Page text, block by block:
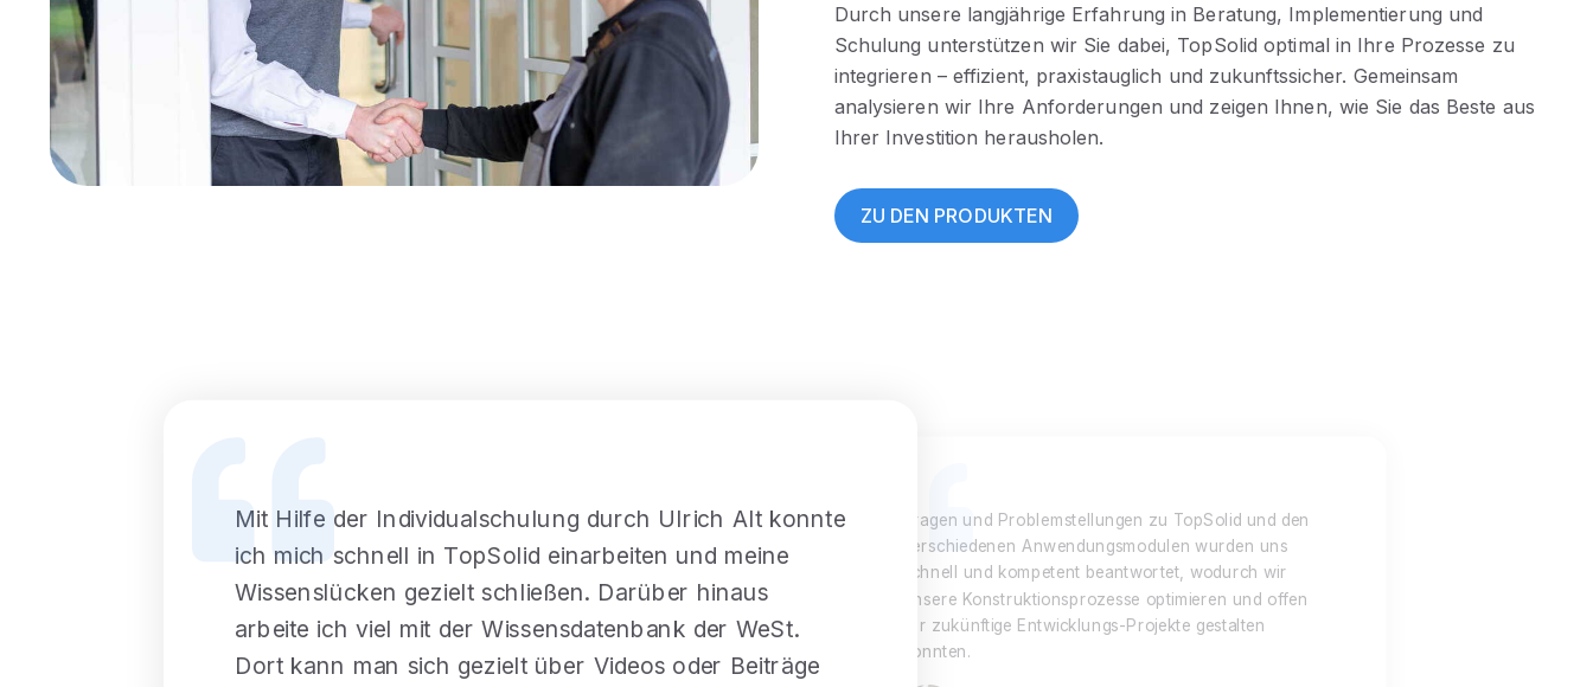
Durch unsere langjährige Erfahrung in Beratung, Implementierung und
Schulung unterstützen wir Sie dabei, TopSolid optimal in Ihre Prozesse zu
integrieren – effizient, praxistauglich und zukunftssicher. Gemeinsam
analysieren wir Ihre Anforderungen und zeigen Ihnen, wie Sie das Beste aus
Ihrer Investition herausholen.
ZU DEN PRODUKTEN
Mit Hilfe der Individualschulung durch Ulrich Alt konnte
ich mich schnell in TopSolid einarbeiten und meine
Wissenslücken gezielt schließen. Darüber hinaus
arbeite ich viel mit der Wissensdatenbank der WeSt.
Dort kann man sich gezielt über Videos oder Beiträge
Fragen und Problemstellungen zu TopSolid und den
verschiedenen Anwendungsmodulen wurden uns
schnell und kompetent beantwortet, wodurch wir
unsere Konstruktionsprozesse optimieren und offen
für zukünftige Entwicklungs-Projekte gestalten
konnten.